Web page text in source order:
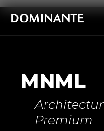
MNML
Premium